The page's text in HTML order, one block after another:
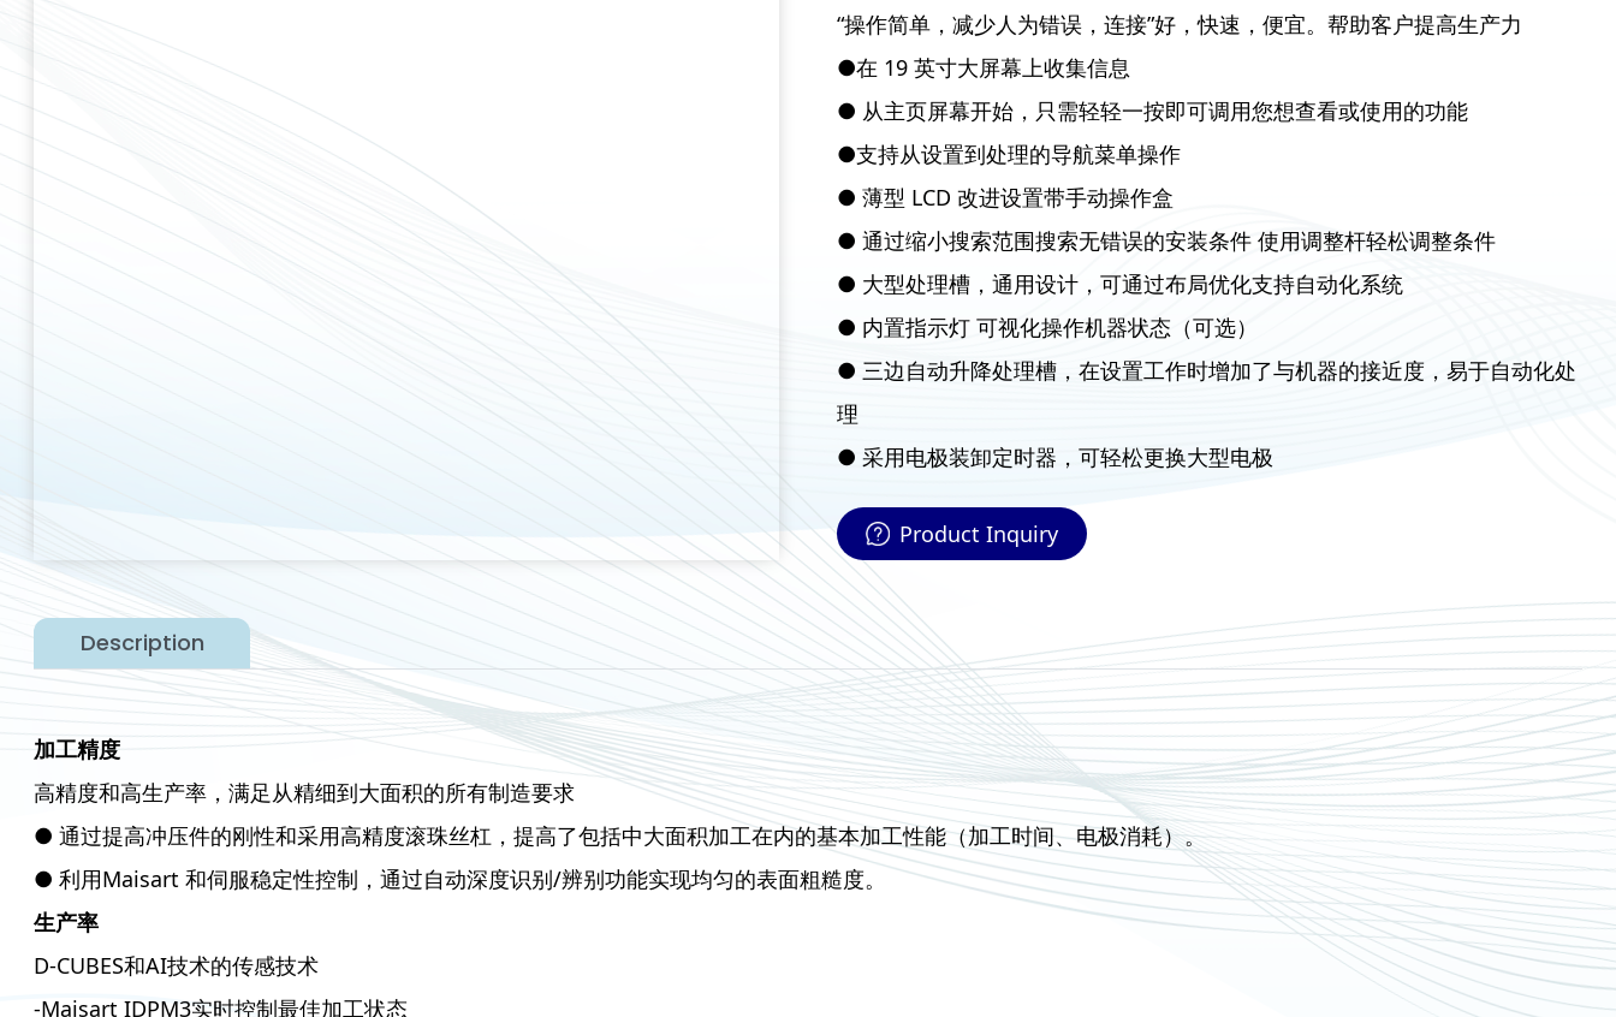
“操作简单，减少人为错误，连接”好，快速，便宜。帮助客户提高生产力
●在 19 英寸大屏幕上收集信息
● 从主页屏幕开始，只需轻轻一按即可调用您想查看或使用的功能
●支持从设置到处理的导航菜单操作
● 薄型 LCD 改进设置带手动操作盒
● 通过缩小搜索范围搜索无错误的安装条件 使用调整杆轻松调整条件
● 大型处理槽，通用设计，可通过布局优化支持自动化系统
● 内置指示灯 可视化操作机器状态（可选）
● 三边自动升降处理槽，在设置工作时增加了与机器的接近度，易于自动化处
理
● 采用电极装卸定时器，可轻松更换大型电极
Product Inquiry
Description
加工精度
高精度和高生产率，满足从精细到大面积的所有制造要求
● 通过提高冲压件的刚性和采用高精度滚珠丝杠，提高了包括中大面积加工在内的基本加工性能（加工时间、电极消耗）。
● 利用Maisart 和伺服稳定性控制，通过自动深度识别/辨别功能实现均匀的表面粗糙度。
生产率
D-CUBES和AI技术的传感技术
-Maisart IDPM3实时控制最佳加工状态